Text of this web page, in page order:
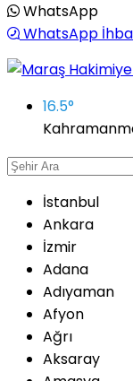
WhatsApp
WhatsApp
16.5°
İstanbul
Ankara
İzmir
Adana
Adıyaman
Afyon
Ağrı
Aksaray